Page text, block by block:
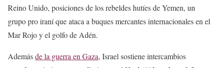
Reino Unido, posiciones de los rebeldes hutíes de Yemen, un
grupo pro iraní que ataca a buques mercantes internacionales en el
Mar Rojo y el golfo de Adén.
Ademásde la guerra en Gaza, Israel sostiene intercambios